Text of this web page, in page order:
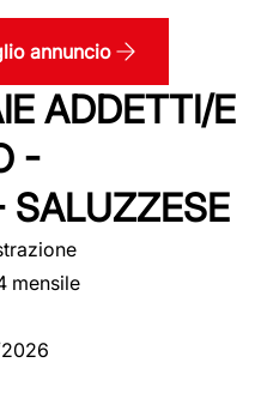
annuncio
ADDETTI/E
-
SALUZZESE
mensile